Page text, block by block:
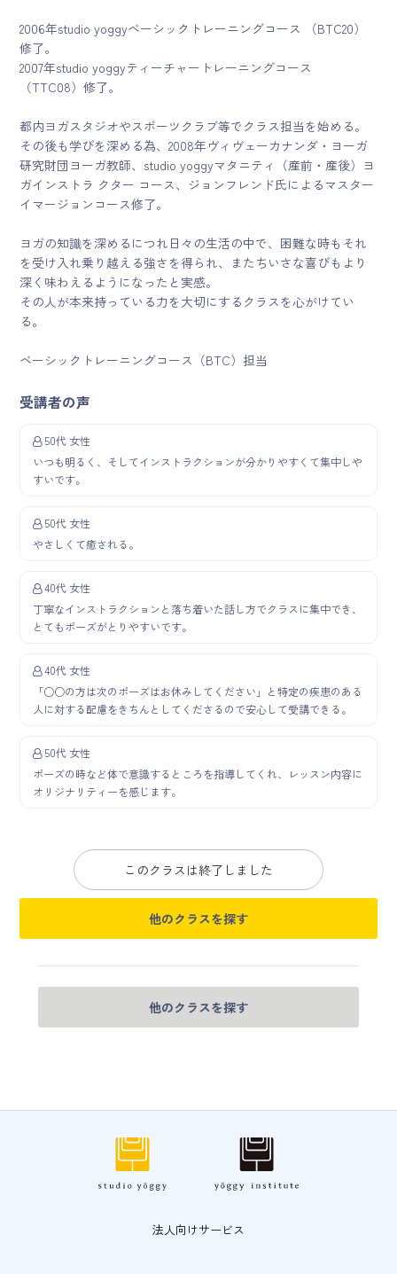
2006年studio yoggyベーシックトレーニングコース （BTC20）
修了。
2007年studio yoggyティーチャートレーニングコース
（TTC08）修了。
都内ヨガスタジオやスポーツクラブ等でクラス担当を始める。
その後も学びを深める為、2008年ヴィヴェーカナンダ・ヨーガ
研究財団ヨーガ教師、studio yoggyマタニティ（産前・産後）ヨ
ガインストラ クター コース、ジョンフレンド氏によるマスター
イマージョンコース修了。
ヨガの知識を深めるにつれ日々の生活の中で、困難な時もそれ
を受け入れ乗り越える強さを得られ、またちいさな喜びもより
深く味わえるようになったと実感。
その人が本来持っている力を大切にするクラスを心がけてい
る。
ベーシックトレーニングコース（BTC）担当
受講者の声
50代 女性
いつも明るく、そしてインストラクションが分かりやすくて集中しや
すいです。
50代 女性
やさしくて癒される。
40代 女性
丁寧なインストラクションと落ち着いた話し方でクラスに集中でき、
とてもポーズがとりやすいです。
40代 女性
「○○の方は次のポーズはお休みしてください」と特定の疾患のある
人に対する配慮をきちんとしてくださるので安心して受講できる。
50代 女性
ポーズの時など体で意識するところを指導してくれ、レッスン内容に
オリジナリティーを感じます。
このクラスは終了しました
他のクラスを探す
他のクラスを探す
法人向けサービス